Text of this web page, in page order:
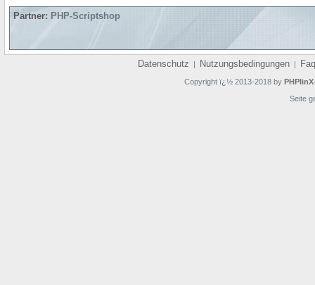
Partner: PHP-Scriptshop
Datenschutz | Nutzungsbedingungen | Faq
Copyright ï¿½ 2013-2018 by
Seite